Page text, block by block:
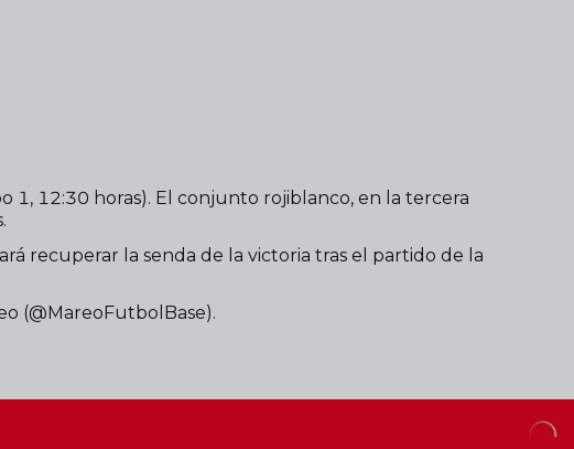
1, 12:30 horas). El conjunto rojiblanco, en la tercera
recuperar la senda de la victoria tras el partido de la
(@MareoFutbolBase).